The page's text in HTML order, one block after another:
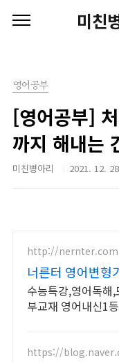
미친
영어공부
[영어공부]
까지 해내는
미친병아리 2021. 12.
http://nernter.com
너른터 영어변형
수능특강,영어독해
부교재 영어내신1
https://